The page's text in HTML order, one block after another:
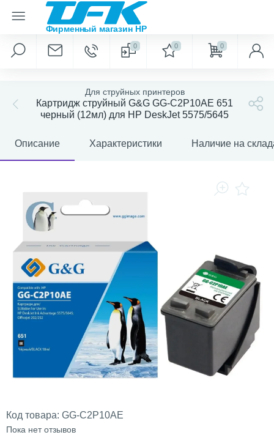
0 0 0
Для струйных принтеров
Картридж струйный G&G GG-C2P10AE 651
черный (12мл) для HP DeskJet 5575/5645
Описание Характеристики Наличие на
Код товара: GG-C2P10AE
Пока нет отзывов